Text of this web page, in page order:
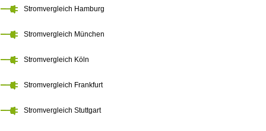
Stromvergleich Hamburg
Stromvergleich München
Stromvergleich Köln
Stromvergleich Frankfurt
Stromvergleich Stuttgart